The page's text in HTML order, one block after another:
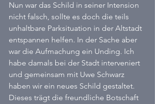
Nun war das Schild in seiner Intension
nicht falsch, sollte es doch die teils
unhaltbare Parksituation in der Altstadt
entspannen helfen. In der Sache aber
war die Aufmachung ein Unding. Ich
habe damals bei der Stadt interveniert
und gemeinsam mit Uwe Schwarz
haben wir ein neues Schild gestaltet.
Dieses trägt die freundliche Botschaft